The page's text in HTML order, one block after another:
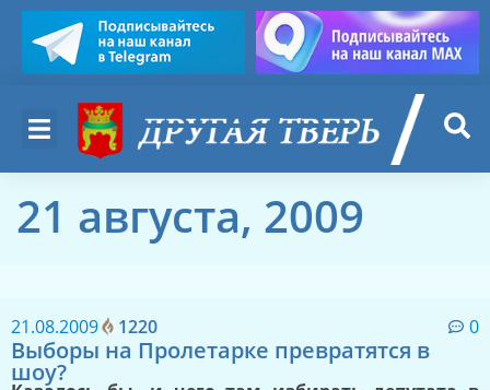
21 августа, 2009
21.08.2009 1220 0
Выборы на Пролетарке превратятся в
шоу?